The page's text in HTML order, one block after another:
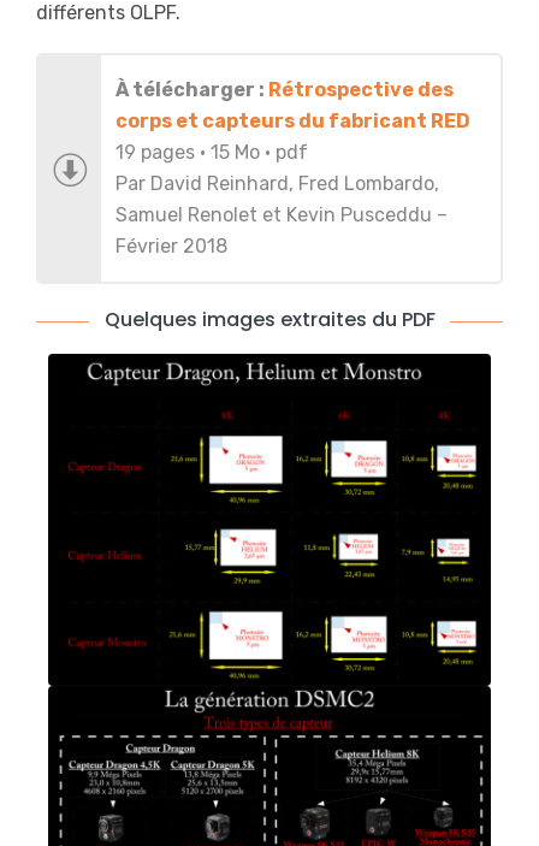
différents OLPF.
À télécharger : Rétrospective des
corps et capteurs du fabricant RED
19 pages • 15 Mo • pdf
Par David Reinhard, Fred Lombardo,
Samuel Renolet et Kevin Pusceddu –
Février 2018
Quelques images extraites du PDF